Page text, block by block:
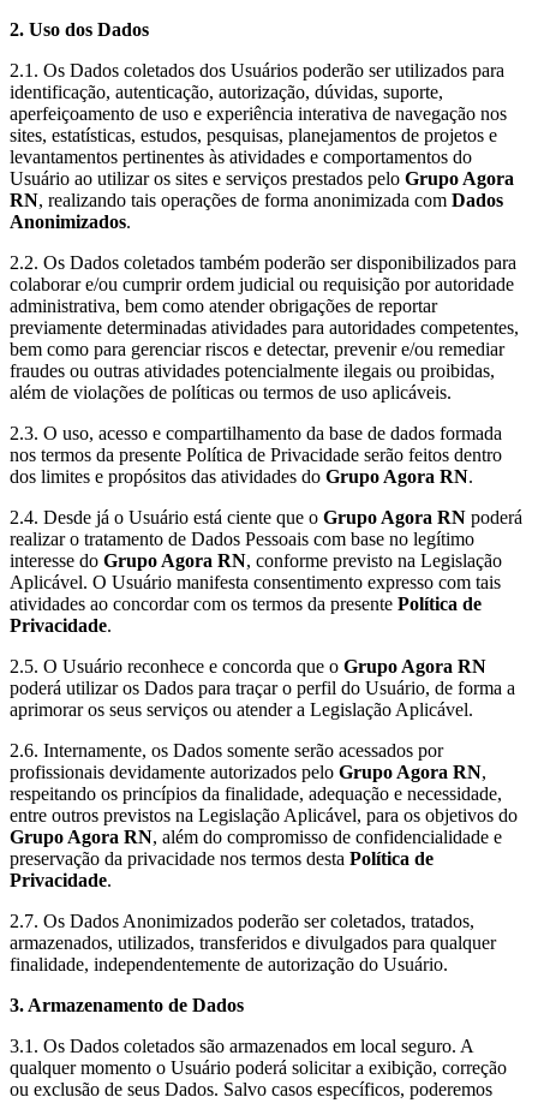
2. Uso dos Dados
2.1. Os Dados coletados dos Usuários poderão ser utilizados para
identificação, autenticação, autorização, dúvidas, suporte,
aperfeiçoamento de uso e experiência interativa de navegação nos
sites, estatísticas, estudos, pesquisas, planejamentos de projetos e
levantamentos pertinentes às atividades e comportamentos do
Usuário ao utilizar os sites e serviços prestados pelo Grupo Agora
RN, realizando tais operações de forma anonimizada com Dados
Anonimizados.
2.2. Os Dados coletados também poderão ser disponibilizados para
colaborar e/ou cumprir ordem judicial ou requisição por autoridade
administrativa, bem como atender obrigações de reportar
previamente determinadas atividades para autoridades competentes,
bem como para gerenciar riscos e detectar, prevenir e/ou remediar
fraudes ou outras atividades potencialmente ilegais ou proibidas,
além de violações de políticas ou termos de uso aplicáveis.
2.3. O uso, acesso e compartilhamento da base de dados formada
nos termos da presente Política de Privacidade serão feitos dentro
dos limites e propósitos das atividades do Grupo Agora RN.
2.4. Desde já o Usuário está ciente que o Grupo Agora RN poderá
realizar o tratamento de Dados Pessoais com base no legítimo
interesse do Grupo Agora RN, conforme previsto na Legislação
Aplicável. O Usuário manifesta consentimento expresso com tais
atividades ao concordar com os termos da presente Política de
Privacidade.
2.5. O Usuário reconhece e concorda que o Grupo Agora RN
poderá utilizar os Dados para traçar o perfil do Usuário, de forma a
aprimorar os seus serviços ou atender a Legislação Aplicável.
2.6. Internamente, os Dados somente serão acessados por
profissionais devidamente autorizados pelo Grupo Agora RN,
respeitando os princípios da finalidade, adequação e necessidade,
entre outros previstos na Legislação Aplicável, para os objetivos do
Grupo Agora RN, além do compromisso de confidencialidade e
preservação da privacidade nos termos desta Política de
Privacidade.
2.7. Os Dados Anonimizados poderão ser coletados, tratados,
armazenados, utilizados, transferidos e divulgados para qualquer
finalidade, independentemente de autorização do Usuário.
3. Armazenamento de Dados
3.1. Os Dados coletados são armazenados em local seguro. A
qualquer momento o Usuário poderá solicitar a exibição, correção
ou exclusão de seus Dados. Salvo casos específicos, poderemos